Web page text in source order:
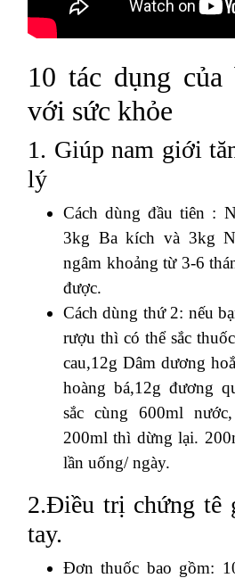
10 tác dụng
với sức khỏe
1. Giúp nam giới
lý
Cách dùng đầu tiên :
3kg Ba kích và 3kg
ngâm khoảng từ 3-6
được.
Cách dùng thứ 2: nếu
rượu thì có thể sắc
cau,12g Dâm dương
hoàng bá,12g đương
sắc cùng 600ml
200ml thì dừng lại.
lần uống/ ngày.
2.Điều trị chứng tê
tay.
Đơn thuốc bao gồm: